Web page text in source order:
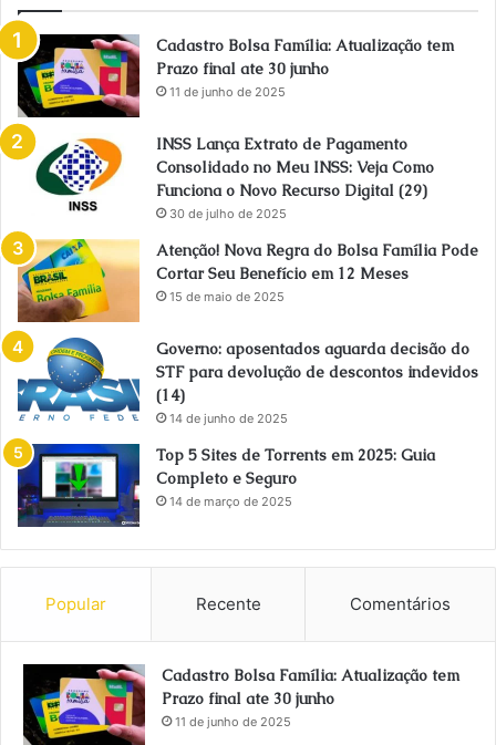
Cadastro Bolsa Família: Atualização tem
Prazo final ate 30 junho
11 de junho de 2025
INSS Lança Extrato de Pagamento
Consolidado no Meu INSS: Veja Como
Funciona o Novo Recurso Digital (29)
30 de julho de 2025
Atenção! Nova Regra do Bolsa Família Pode
Cortar Seu Benefício em 12 Meses
15 de maio de 2025
Governo: aposentados aguarda decisão do
STF para devolução de descontos indevidos
(14)
14 de junho de 2025
Top 5 Sites de Torrents em 2025: Guia
Completo e Seguro
14 de março de 2025
Popular Recente Comentários
Cadastro Bolsa Família: Atualização tem
Prazo final ate 30 junho
11 de junho de 2025